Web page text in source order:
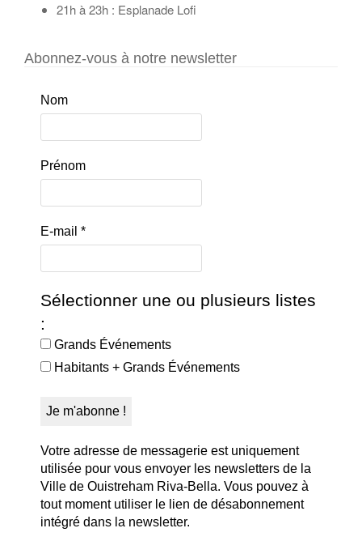
21h à 23h : Esplanade Lofi
Abonnez-vous à notre newsletter
Nom
Prénom
E-mail *
Sélectionner une ou plusieurs listes
:
Grands Événements
Habitants + Grands Événements
Votre adresse de messagerie est uniquement
utilisée pour vous envoyer les newsletters de la
Ville de Ouistreham Riva-Bella. Vous pouvez à
tout moment utiliser le lien de désabonnement
intégré dans la newsletter.